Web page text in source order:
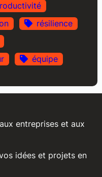
résilience
équipe
entreprises et aux
idées et projets en